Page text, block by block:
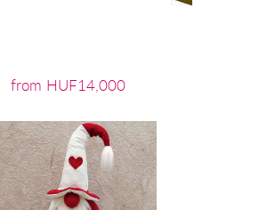
from HUF14,000